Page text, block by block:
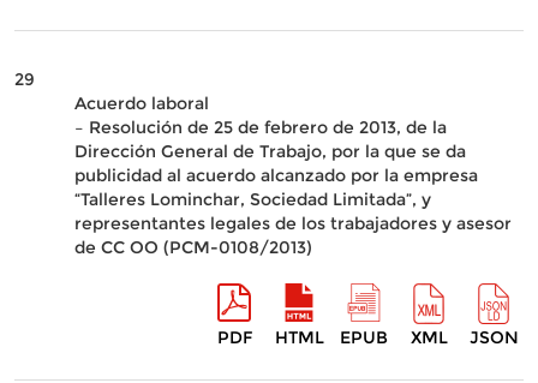
29
Acuerdo laboral
– Resolución de 25 de febrero de 2013, de la
Dirección General de Trabajo, por la que se da
publicidad al acuerdo alcanzado por la empresa
“Talleres Lominchar, Sociedad Limitada”, y
representantes legales de los trabajadores y asesor
de CC OO (PCM-0108/2013)
PDF HTML EPUB XML JSON